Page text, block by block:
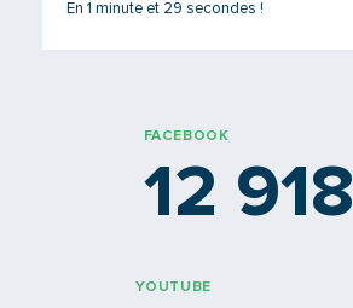
En 1 minute et 29 secondes !
FACEBOOK
12 918
YOUTUBE